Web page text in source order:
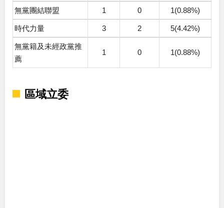
無黨團結聯盟 1 0 1(0.88%)
時代力量 3 2 5(4.42%)
無黨籍及未經政黨推
薦
1 0 1(0.88%)
區域立委